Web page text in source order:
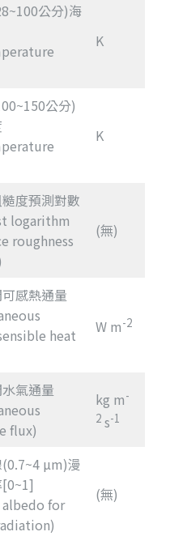
公分)海
K
公分)
K
度預測對數
logarithm
roughness
(無)
感熱通量
heat
W m-2
氣通量
flux)
kg m-
2 s-1
µm)漫
albedo for
(無)